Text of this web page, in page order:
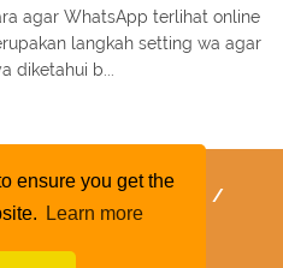
ensure you get the
Learn more
agar WhatsApp terlihat online
langkah setting wa agar
diketahui b...
Kebijakan Privasi